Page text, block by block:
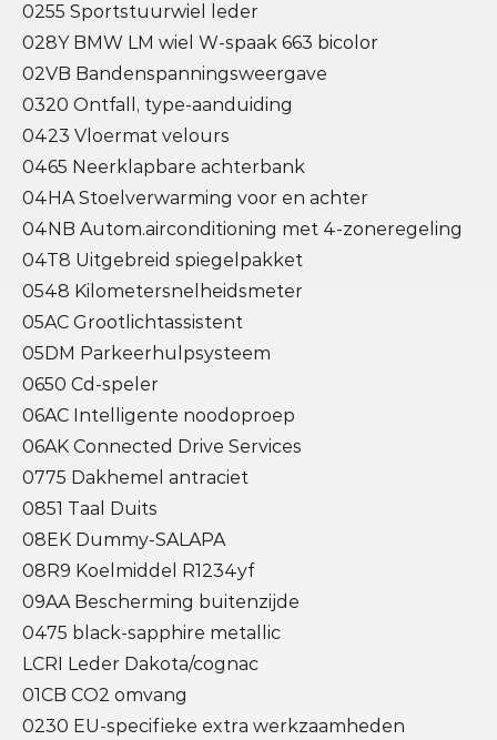
0255 Sportstuurwiel leder
028Y BMW LM wiel W-spaak 663 bicolor
02VB Bandenspanningsweergave
0320 Ontfall, type-aanduiding
0423 Vloermat velours
0465 Neerklapbare achterbank
04HA Stoelverwarming voor en achter
04NB Autom.airconditioning met 4-zoneregeling
04T8 Uitgebreid spiegelpakket
0548 Kilometersnelheidsmeter
05AC Grootlichtassistent
05DM Parkeerhulpsysteem
0650 Cd-speler
06AC Intelligente noodoproep
06AK Connected Drive Services
0775 Dakhemel antraciet
0851 Taal Duits
08EK Dummy-SALAPA
08R9 Koelmiddel R1234yf
09AA Bescherming buitenzijde
0475 black-sapphire metallic
LCRI Leder Dakota/cognac
01CB CO2 omvang
0230 EU-specifieke extra werkzaamheden